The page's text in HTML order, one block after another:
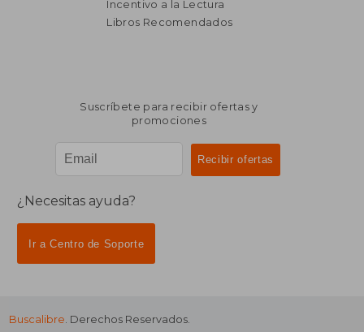
Incentivo a la Lectura
Libros Recomendados
Suscríbete para recibir ofertas y
promociones
¿Necesitas ayuda?
Ir a Centro de Soporte
Buscalibre. Derechos Reservados.